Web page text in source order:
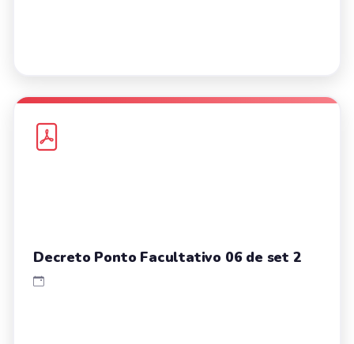
Decreto Ponto Facultativo 06 de set 2